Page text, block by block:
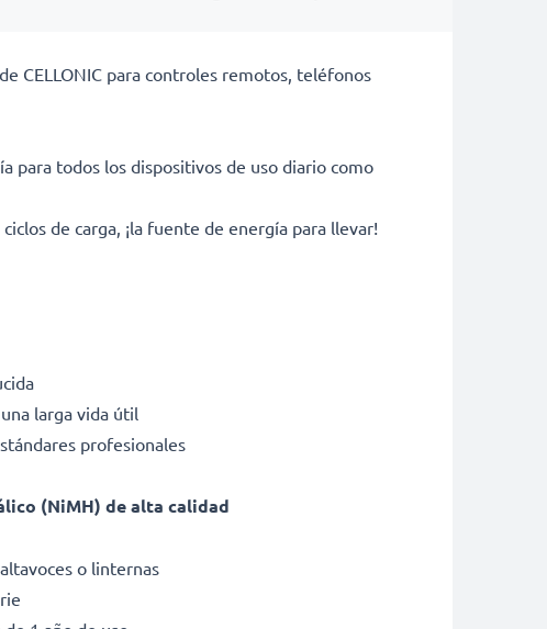
CELLONIC para controles remotos, teléfonos
para todos los dispositivos de uso diario como
de carga, ¡la fuente de energía para llevar!
larga vida útil
profesionales
(NiMH) de alta calidad
o linternas